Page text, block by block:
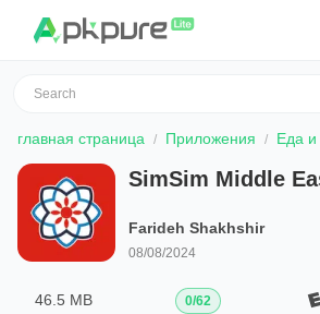
главная страница Приложения Еда и
SimSim Middle
Farideh Shakhshir
08/08/2024
46.5 MB 0/62